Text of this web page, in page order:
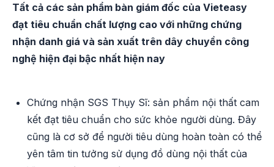
Tất cả các sản phẩm bàn giám đốc của Vieteasy
đạt tiêu chuẩn chất lượng cao với những chứng
nhận danh giá và sản xuất trên dây chuyền công
nghệ hiện đại bậc nhất hiện nay
Chứng nhận SGS Thụy Sĩ: sản phẩm nội thất cam
kết đạt tiêu chuẩn cho sức khỏe người dùng. Đây
cũng là cơ sở để người tiêu dùng hoàn toàn có thể
yên tâm tin tưởng sử dụng đồ dùng nội thất của